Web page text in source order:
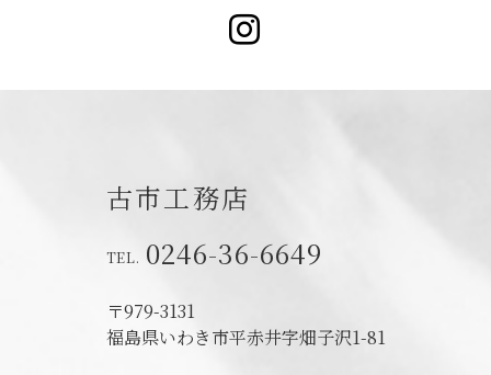
古市工務店
0246-36-6649
〒979-3131
福島県いわき市平赤井字畑子沢1-81